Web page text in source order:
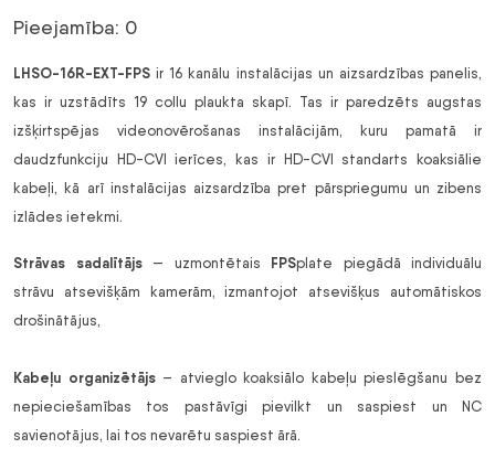
Pieejamība: 0
LHSO-16R-EXT-FPS ir 16 kanālu instalācijas un aizsardzības panelis,
kas ir uzstādīts 19 collu plaukta skapī. Tas ir paredzēts augstas
izšķirtspējas videonovērošanas instalācijām, kuru pamatā ir
daudzfunkciju HD-CVI ierīces, kas ir HD-CVI standarts koaksiālie
kabeļi, kā arī instalācijas aizsardzība pret pārspriegumu un zibens
izlādes ietekmi.
Strāvas sadalītājs— uzmontētais FPSplate piegādā individuālu
strāvu atsevišķām kamerām, izmantojot atsevišķus automātiskos
drošinātājus,
Kabeļu organizētājs– atvieglo koaksiālo kabeļu pieslēgšanu bez
nepieciešamības tos pastāvīgi pievilkt un saspiest un NC
savienotājus, lai tos nevarētu saspiest ārā.